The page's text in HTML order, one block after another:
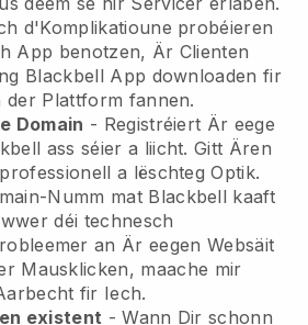
d'Komplikatioune probéieren
App benotzen, Är Clienten
Blackbell App downloaden fir
der Plattform fannen.
Domain - Registréiert Är eege
ass séier a liicht. Gitt Ären
a lëschteg Optik.
Numm mat Blackbell kaaft
déi technesch
an Är eegen Websäit
Mausklicken, maache mir
fir Iech.
existent - Wann Dir schonn